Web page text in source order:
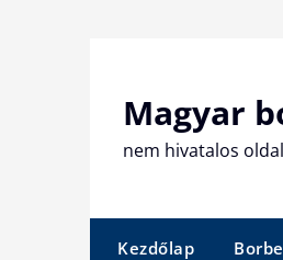
Magyar
nem hivatalos oldal
Kezdőlap